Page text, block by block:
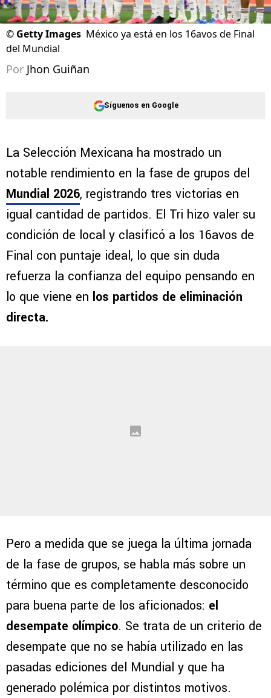
© Getty Images México ya está en los 16avos de Final
del Mundial
Por Jhon Guiñan
Síguenos en Google
La Selección Mexicana ha mostrado un
notable rendimiento en la fase de grupos del
Mundial 2026, registrando tres victorias en
igual cantidad de partidos. El Tri hizo valer su
condición de local y clasificó a los 16avos de
Final con puntaje ideal, lo que sin duda
refuerza la confianza del equipo pensando en
lo que viene en los partidos de eliminación
directa.
Pero a medida que se juega la última jornada
de la fase de grupos, se habla más sobre un
término que es completamente desconocido
para buena parte de los aficionados: el
desempate olímpico. Se trata de un criterio de
desempate que no se había utilizado en las
pasadas ediciones del Mundial y que ha
generado polémica por distintos motivos.